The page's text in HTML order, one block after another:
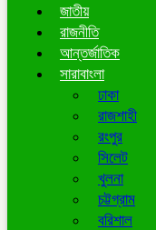
জাতীয়
রাজনীতি
আন্তর্জাতিক
সারাবাংলা
ঢাকা
রাজশাহী
রংপুর
সিলেট
খুলনা
চট্টগ্রাম
বরিশাল